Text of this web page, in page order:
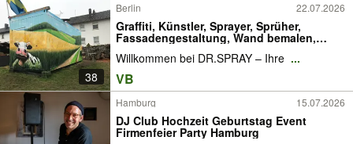
38
Berlin 22.07.2026
Graffiti, Künstler, Sprayer, Sprüher,
Fassadengestaltung, Wand bemalen,
Kinderzimmer, Murals, Graffiti Auftrag,
Streetart, Berlin, Brandenburg, Leipzig,
Potsdam, Dresden, Magdeburg, Hannover
Willkommen bei DR.SPRAY – Ihre ...
VB
Hamburg 15.07.2026
DJ Club Hochzeit Geburtstag Event
Firmenfeier Party Hamburg